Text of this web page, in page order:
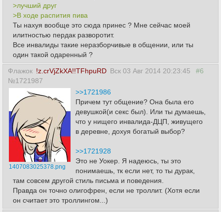
>лучший друг
>В ходе распития пива
Ты нахуя вообще это сюда принес ? Мне сейчас моей
илитностью пердак разворотит.
Все инвалиды такие неразборчивые в общении, или ты
один такой одаренный ?
Флажок !z.crVjZkXA!!TFhpuRD Вск 03 Авг 2014 20:23:45
#6
№1721987
1407083025378.png
>>1721986
Причем тут общение? Она была его
девушкой(и секс был). Или ты думаешь,
что у нищего инвалида-ДЦП, живущего
в деревне, дохуя богатый выбор?
>>1721928
Это не Уокер. Я надеюсь, ты это
понимаешь, тк если нет, то ты дурак,
там совсем другой стиль письма и поведения.
Правда он точно олигофрен, если не троллит. (Хотя если
он считает это троллингом...)